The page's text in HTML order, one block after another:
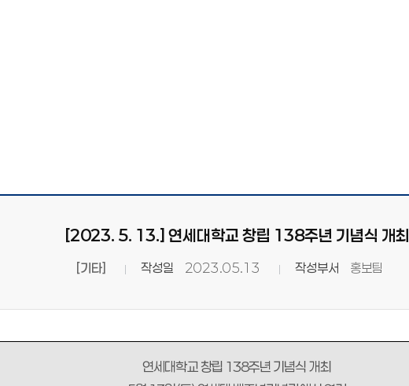
[2023. 5. 13.] 연세대학교 창립 138주년 기념식 개최
[기타] 작성일 2023.05.13 작성부서 홍보팀
연세대학교 창립 138주년 기념식 개최